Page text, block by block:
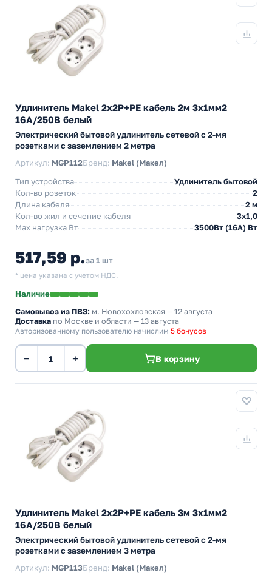
Удлинитель Makel 2х2P+PE кабель 2м 3х1мм2
16А/250В белый
Электрический бытовой удлинитель сетевой с 2-мя
розетками с заземлением 2 метра
Артикул: MGP112Бренд: Makel (Макел)
Тип устройства
Удлинитель бытовой
Кол-во розеток
2
Длина кабеля
2 м
Кол-во жил и сечение кабеля
3х1,0
Max нагрузка Вт
3500Вт (16А) Вт
517,59 р.за 1 шт
* цена указана с учетом НДС.
Наличие
Самовывоз из ПВЗ: м. Новохохловская — 12 августа
Доставка по Москве и области — 13 августа
Авторизованному пользователю начислим 5 бонусов
− + В корзину
Удлинитель Makel 2х2P+PE кабель 3м 3х1мм2
16А/250В белый
Электрический бытовой удлинитель сетевой с 2-мя
розетками с заземлением 3 метра
Артикул: MGP113Бренд: Makel (Макел)